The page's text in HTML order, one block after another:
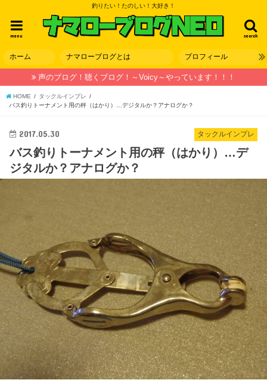
釣りたい！たのしい！大好き！
search
menu
ホーム ナマローブログとは プロフィール
声のブログ！聴くブログ！～Voicy～やっています！！！
HOME
タックルインプレ
バス釣りトーナメント用の秤（はかり）…デジタルか？アナログか？
タックルインプレ
2017.05.30
バス釣りトーナメント用の秤（はかり）…デ
ジタルか？アナログか？